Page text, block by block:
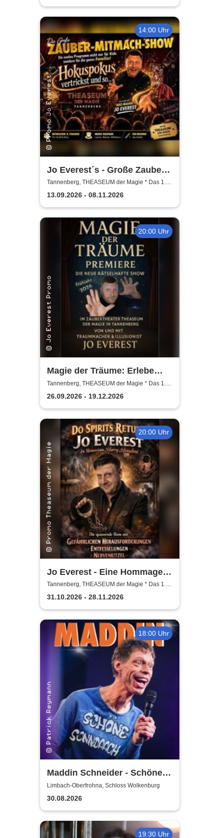
14:00 Uhr
Jo Everest´s - Große Zauber-
Mitmach-Show | Hokuspokus
vertrickst und so
Tannenberg, THEASEUM der Magie * Das 1.
Zaubertheater im Erzgebirge
13.09.2026 - 08.11.2026
20:00 Uhr
Magie der Träume: Erlebe
Magisches - Die neue
rätselhafte Show voller
Träume & Magie
Tannenberg, THEASEUM der Magie * Das 1.
Zaubertheater im Erzgebirge
26.09.2026 - 19.12.2026
20:00 Uhr
Jo Everest - Eine Hommage
an Houdini
Tannenberg, THEASEUM der Magie * Das 1.
Zaubertheater im Erzgebirge
31.10.2026 - 28.11.2026
18:00 Uhr
Maddin Schneider - Schöne
Sonndaach
Limbach-Oberfrohna, Schloss Wolkenburg
30.08.2026
19:30 Uhr